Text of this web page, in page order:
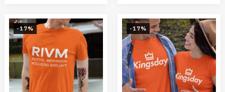
was:
€29,95.
is:
€24,95.
was:
€29,95.
is:
€24,95.
-17% -17%